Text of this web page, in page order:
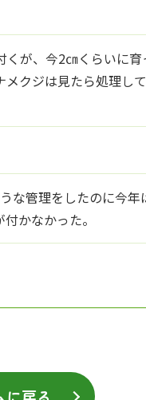
が、今2㎝くらいに育
メクジは見たら処理し
な管理をしたのに今年
かなかった。